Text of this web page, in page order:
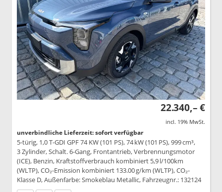
22.340,– €
incl. 19% MwSt.
unverbindliche Lieferzeit: sofort verfügbar
5-türig, 1,0 T-GDI GPF 74 KW (101 PS), 74 kW (101 PS), 999 cm³,
3 Zylinder, Schalt. 6-Gang, Frontantrieb, Verbrennungsmotor
(ICE), Benzin, Kraftstoffverbrauch kombiniert 5,9 l/100km
(WLTP), CO₂-Emission kombiniert 133.00 g/km (WLTP), CO₂-
Klasse D, Außenfarbe: Smokeblau Metallic, Fahrzeugnr.: 132124